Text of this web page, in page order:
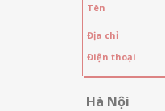
Tên
Địa chỉ
Điện thoại
Hà Nội